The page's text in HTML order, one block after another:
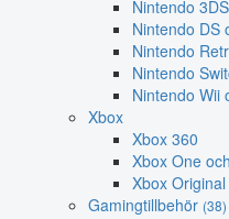
Nintendo
Nintendo DS
Nintendo
Nintendo
Nintendo Wii
Xbox
Xbox 360
Xbox One
Xbox Original
Gamingtillbehör (38)